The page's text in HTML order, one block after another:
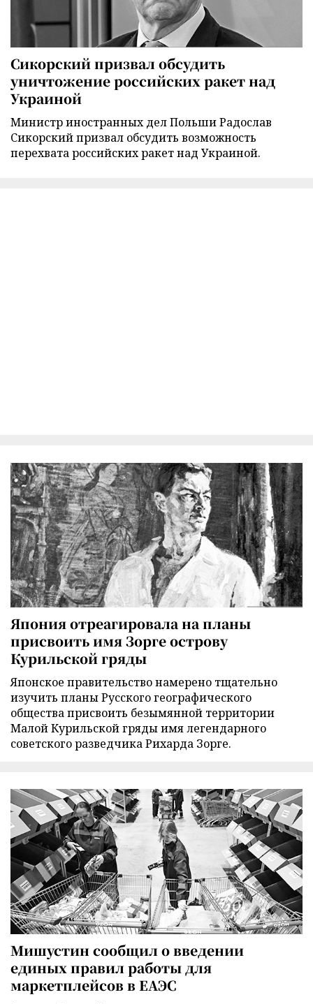
Сикорский призвал обсудить
уничтожение российских ракет над
Украиной
Министр иностранных дел Польши Радослав
Сикорский призвал обсудить возможность
перехвата российских ракет над Украиной.
Япония отреагировала на планы
присвоить имя Зорге острову
Курильской гряды
Японское правительство намерено тщательно
изучить планы Русского географического
общества присвоить безымянной территории
Малой Курильской гряды имя легендарного
советского разведчика Рихарда Зорге.
Мишустин сообщил о введении
единых правил работы для
маркетплейсов в ЕАЭС